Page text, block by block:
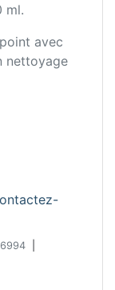
ml.
avec
nettoyage